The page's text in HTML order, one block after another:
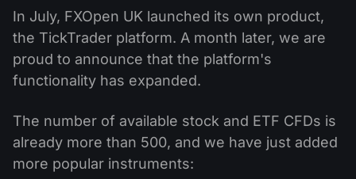
什麼是外匯經紀商?
In July, FXOpen UK launched its own product,
the TickTrader platform. A month later, we are
proud to announce that the platform's
functionality has expanded.
The number of available stock and ETF CFDs is
already more than 500, and we have just added
more popular instruments: